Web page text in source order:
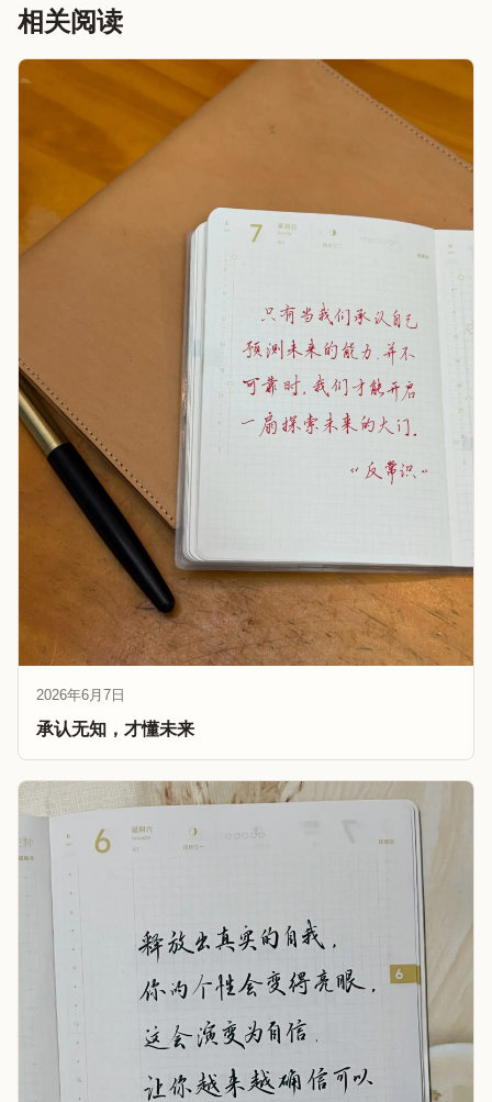
相关阅读
2026年6月7日
承认无知，才懂未来